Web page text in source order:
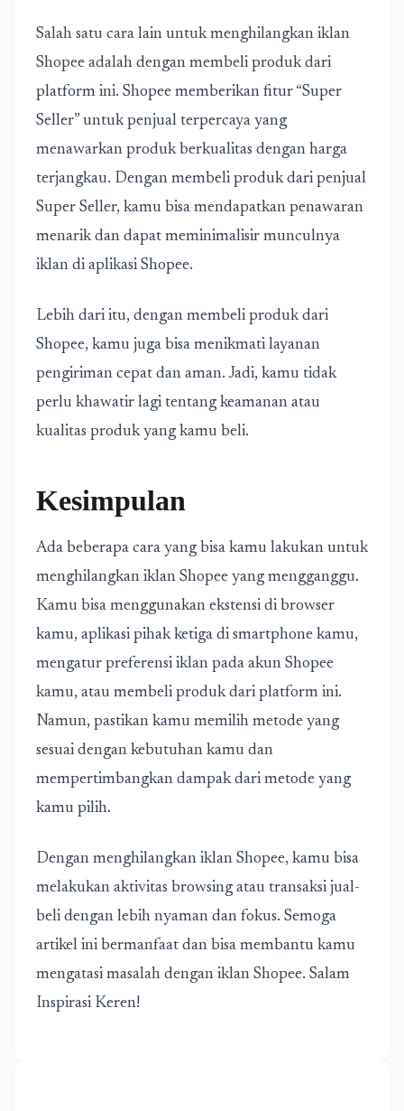
Salah satu cara lain untuk menghilangkan iklan
Shopee adalah dengan membeli produk dari
platform ini. Shopee memberikan fitur “Super
Seller” untuk penjual terpercaya yang
menawarkan produk berkualitas dengan harga
terjangkau. Dengan membeli produk dari penjual
Super Seller, kamu bisa mendapatkan penawaran
menarik dan dapat meminimalisir munculnya
iklan di aplikasi Shopee.
Lebih dari itu, dengan membeli produk dari
Shopee, kamu juga bisa menikmati layanan
pengiriman cepat dan aman. Jadi, kamu tidak
perlu khawatir lagi tentang keamanan atau
kualitas produk yang kamu beli.
Kesimpulan
Ada beberapa cara yang bisa kamu lakukan untuk
menghilangkan iklan Shopee yang mengganggu.
Kamu bisa menggunakan ekstensi di browser
kamu, aplikasi pihak ketiga di smartphone kamu,
mengatur preferensi iklan pada akun Shopee
kamu, atau membeli produk dari platform ini.
Namun, pastikan kamu memilih metode yang
sesuai dengan kebutuhan kamu dan
mempertimbangkan dampak dari metode yang
kamu pilih.
Dengan menghilangkan iklan Shopee, kamu bisa
melakukan aktivitas browsing atau transaksi jual-
beli dengan lebih nyaman dan fokus. Semoga
artikel ini bermanfaat dan bisa membantu kamu
mengatasi masalah dengan iklan Shopee. Salam
Inspirasi Keren!